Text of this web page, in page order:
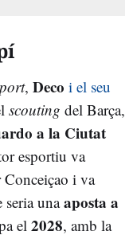
, Deco i el seu
scouting del Barça,
a la Ciutat
esportiu va
Conceiçao i va
unaaposta a
el 2028, amb la